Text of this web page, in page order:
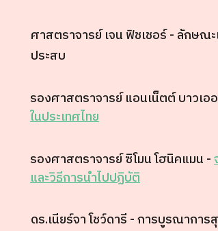
ศาสตราจารย์ เจน ฟิชเชอร์ - ลักษณ
ประสบ
รองศาสตราจารย์ แอนเน็ตต์ บาวเอ
ในประเทศไทย
รองศาสตราจารย์ ซิโมน โฮนิคแมน -
และวิธีการนำไปปฏิบัติ
ดร.เนียร์จา โชว์ดารี - การบูรณากา